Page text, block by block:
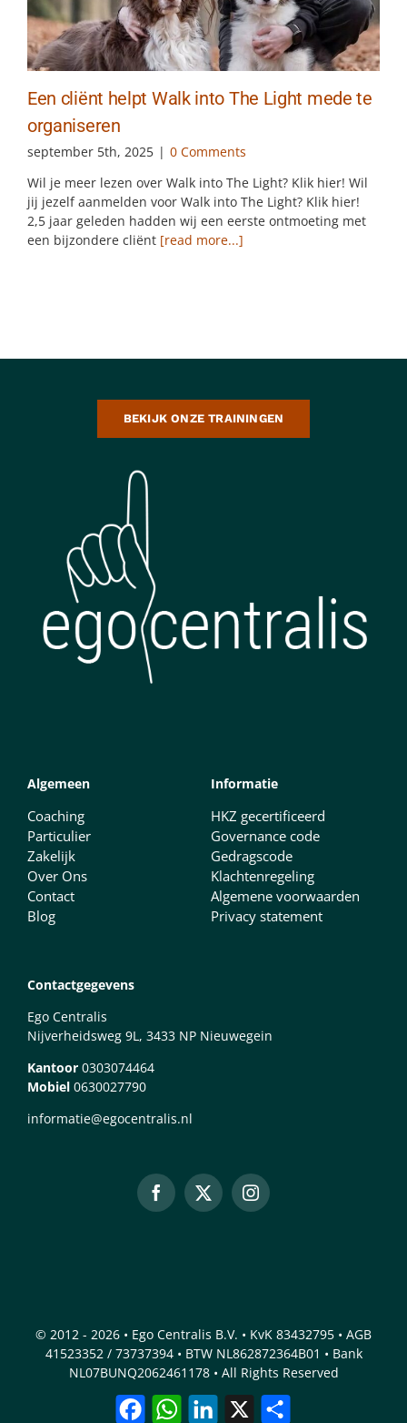
Een cliënt helpt Walk into The Light mede te
organiseren
september 5th, 2025 | 0 Comments
Wil je meer lezen over Walk into The Light? Klik hier! Wil
jij jezelf aanmelden voor Walk into The Light? Klik hier!
2,5 jaar geleden hadden wij een eerste ontmoeting met
een bijzondere cliënt [read more...]
BEKIJK ONZE TRAININGEN
Algemeen
Coaching
Particulier
Zakelijk
Over Ons
Contact
Blog
Informatie
HKZ gecertificeerd
Governance code
Gedragscode
Klachtenregeling
Algemene voorwaarden
Privacy statement
Contactgegevens
Ego Centralis
Nijverheidsweg 9L, 3433 NP Nieuwegein
Kantoor 0303074464
Mobiel 0630027790
informatie@egocentralis.nl
© 2012 - 2026 • Ego Centralis B.V. • KvK 83432795 • AGB
41523352 / 73737394 • BTW NL862872364B01 • Bank
NL07BUNQ2062461178 • All Rights Reserved
FacebookWhatsAppLinkedIn
X Delen